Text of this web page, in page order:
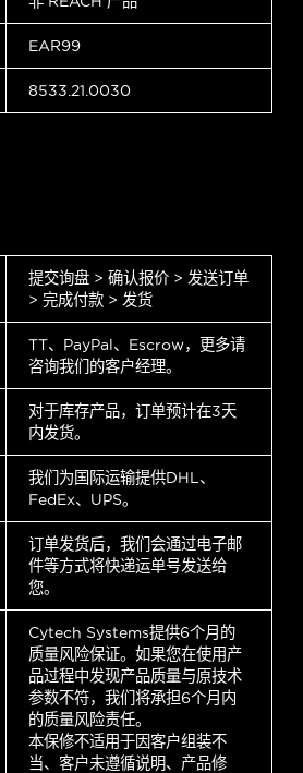
EAR99
8533.21.0030
提交询盘 > 确认报价 > 发送订单
> 完成付款 > 发货
TT、PayPal、Escrow，更多请
咨询我们的客户经理。
对于库存产品，订单预计在3天
内发货。
我们为国际运输提供DHL、
FedEx、UPS。
订单发货后，我们会通过电子邮
件等方式将快递运单号发送给
您。
Cytech Systems提供6个月的
质量风险保证。如果您在使用产
品过程中发现产品质量与原技术
参数不符，我们将承担6个月内
的质量风险责任。
本保修不适用于因客户组装不
当、客户未遵循说明、产品修